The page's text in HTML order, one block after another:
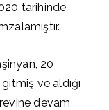
tarihinde
20
ve aldığı
devam